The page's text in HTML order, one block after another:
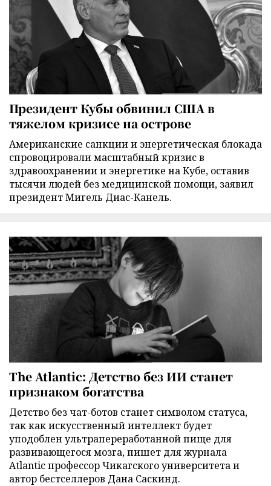
Президент Кубы обвинил США в
тяжелом кризисе на острове
Американские санкции и энергетическая блокада
спровоцировали масштабный кризис в
здравоохранении и энергетике на Кубе, оставив
тысячи людей без медицинской помощи, заявил
президент Мигель Диас-Канель.
The Atlantic: Детство без ИИ станет
признаком богатства
Детство без чат-ботов станет символом статуса,
так как искусственный интеллект будет
уподоблен ультрапереработанной пище для
развивающегося мозга, пишет для журнала
Atlantic профессор Чикагского университета и
автор бестселлеров Дана Саскинд.